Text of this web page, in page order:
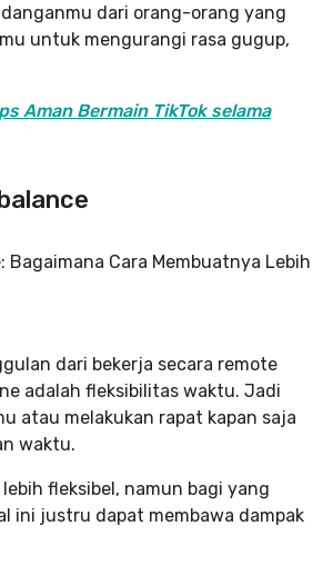
dari orang-orang yang
untuk mengurangi rasa gugup,
Aman Bermain TikTok selama
dari bekerja secara remote
adalah fleksibilitas waktu. Jadi
atau melakukan rapat kapan saja
waktu.
fleksibel, namun bagi yang
ini justru dapat membawa dampak